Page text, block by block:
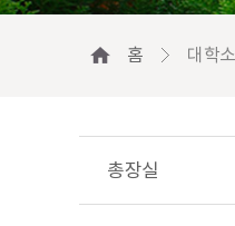
홈 대학
총장실